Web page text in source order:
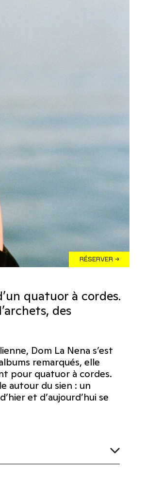
RÉSERVER →
quatuor à cordes.
des
Dom La Nena s’est
remarqués, elle
pour quatuor à cordes.
autour du sien : un
et d’aujourd’hui se